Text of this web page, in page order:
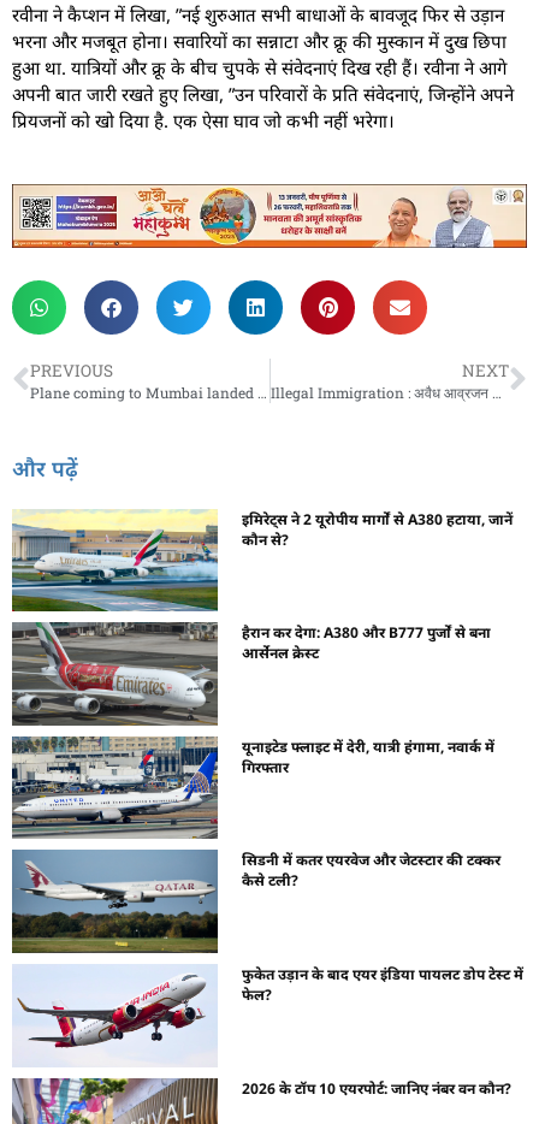
रवीना ने कैप्शन में लिखा, ”नई शुरुआत सभी बाधाओं के बावजूद फिर से उड़ान
भरना और मजबूत होना। सवारियों का सन्नाटा और क्रू की मुस्कान में दुख छिपा
हुआ था. यात्रियों और क्रू के बीच चुपके से संवेदनाएं दिख रही हैं। रवीना ने आगे
अपनी बात जारी रखते हुए लिखा, ”उन परिवारों के प्रति संवेदनाएं, जिन्होंने अपने
प्रियजनों को खो दिया है. एक ऐसा घाव जो कभी नहीं भरेगा।
PREVIOUS
Plane coming to Mumbai landed in Kolkata : मुंबई आ रहा प्लेन कोलकाता में हुआ लैंड, उतारे गए सभी यात्री
NEXT
Illegal Immigration : अवैध आव्रजन को बढ़ावा देने वालों को बर्दाश्त नहीं करेगा अमेरिका’, दूतावास का बयान
और पढ़ें
इमिरेट्स ने 2 यूरोपीय मार्गों से A380 हटाया, जानें
कौन से?
हैरान कर देगा: A380 और B777 पुर्जों से बना
आर्सेनल क्रेस्ट
यूनाइटेड फ्लाइट में देरी, यात्री हंगामा, नवार्क में
गिरफ्तार
सिडनी में कतर एयरवेज और जेटस्टार की टक्कर
कैसे टली?
फुकेत उड़ान के बाद एयर इंडिया पायलट डोप टेस्ट में
फेल?
2026 के टॉप 10 एयरपोर्ट: जानिए नंबर वन कौन?